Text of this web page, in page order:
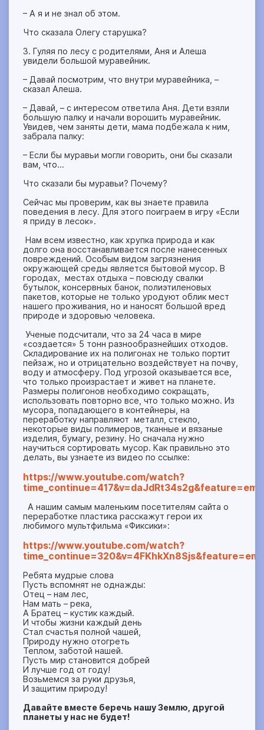
– А я и не знал об этом.
Что сказала Олегу старушка?
3. Гуляя по лесу с родителями, Аня и Алеша
увидели большой муравейник.
– Давай посмотрим, что внутри муравейника, –
сказал Алеша.
– Давай, – с интересом ответила Аня. Дети взяли
большую палку и начали ворошить муравейник.
Увидев, чем заняты дети, мама подбежала к ним,
забрала палку:
– Если бы муравьи могли говорить, они бы сказали
вам, что...
Что сказали бы муравьи? Почему?
Сейчас мы проверим, как вы знаете правила
поведения в лесу. Для этого поиграем в игру «Если
я приду в лесок».
Нам всем известно, как хрупка природа и как
долго она восстанавливается после нанесенных
повреждений. Особым видом загрязнения
окружающей среды является бытовой мусор. В
городах, местах отдыха – повсюду свалки
бутылок, консервных банок, полиэтиленовых
пакетов, которые не только уродуют облик мест
нашего проживания, но и наносят большой вред
природе и здоровью человека.
Ученые подсчитали, что за 24 часа в мире
«создается» 5 тонн разнообразнейших отходов.
Складирование их на полигонах не только портит
пейзаж, но и отрицательно воздействует на почву,
воду и атмосферу. Под угрозой оказывается все,
что только произрастает и живет на планете.
Размеры полигонов необходимо сокращать,
использовать повторно все, что только можно. Из
мусора, попадающего в контейнеры, на
переработку направляют металл, стекло,
некоторые виды полимеров, тканные и вязаные
изделия, бумагу, резину. Но сначала нужно
научиться сортировать мусор. Как правильно это
делать, вы узнаете из видео по ссылке:
https://www.youtube.com/watch?
А нашим самым маленьким посетителям сайта о
переработке пластика расскажут герои их
любимого мультфильма «Фиксики»:
https://www.youtube.com/watch?
Ребята мудрые слова
Пусть вспомнят не однажды:
Отец – нам лес,
Нам мать – река,
А Братец – кустик каждый.
И чтобы жизни каждый день
Стал счастья полной чашей,
Природу нужно отогреть
Теплом, заботой нашей.
Пусть мир становится добрей
И лучше год от году!
Возьмемся за руки друзья,
И защитим природу!
Давайте вместе беречь нашу Землю, другой
планеты у нас не будет!